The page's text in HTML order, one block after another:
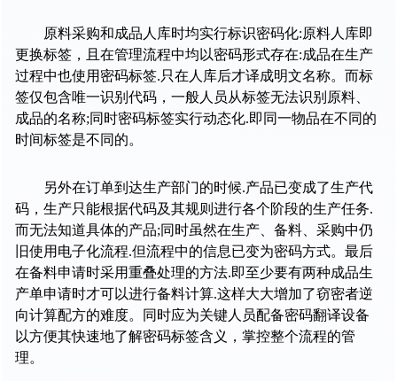
原料采购和成品人库时均实行标识密码化:原料人库即
更换标签，且在管理流程中均以密码形式存在:成品在生产
过程中也使用密码标签.只在人库后才译成明文名称。而标
签仅包含唯一识别代码，一般人员从标签无法识别原料、
成品的名称;同时密码标签实行动态化.即同一物品在不同的
时间标签是不同的。
另外在订单到达生产部门的时候.产品已变成了生产代
码，生产只能根据代码及其规则进行各个阶段的生产任务.
而无法知道具体的产品;同时虽然在生产、备料、采购中仍
旧使用电子化流程.但流程中的信息已变为密码方式。最后
在备料申请时采用重叠处理的方法.即至少要有两种成品生
产单申请时才可以进行备料计算.这样大大增加了窃密者逆
向计算配方的难度。同时应为关键人员配备密码翻译设备
以方便其快速地了解密码标签含义，掌控整个流程的管
理。